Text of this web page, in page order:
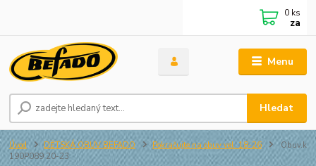
Menu
Hledat
0 ks
za
Úvod DĚTSKÁ OBUV BEFADO Pokračujte na obuv vel. 18-26
Obuv.k
190P089 20-23